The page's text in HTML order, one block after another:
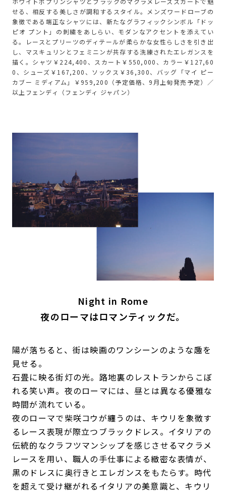
せる、相反する美しさが調和するスタイル。メンズワードローブの
象徴である端正なシャツには、新たなグラフィックシンボル「ドッ
ピオ プント」の刺繍をあしらい、モダンなアクセントを添えてい
る。レースとプリーツのディテールが柔らかな女性らしさを引き出
し、マスキュリンとフェミニンが共存する洗練されたエレガンスを
描く。シャツ￥224,400、スカート￥550,000、カラー￥127,60
0、シューズ￥167,200、ソックス￥36,300、バッグ「マイ ピー
カブー ミディアム」￥959,200（予定価格、9月上旬発売予定）／
以上フェンディ（フェンディ ジャパン）
Night in Rome
夜のローマはロマンティックだ。
陽が落ちると、街は映画のワンシーンのような趣を
見せる。
石畳に映る街灯の光。路地裏のレストランからこぼ
れる笑い声。夜のローマには、昼とは異なる優雅な
時間が流れている。
夜のローマで柴咲コウが纏うのは、キウリを象徴す
るレース表現が際立つブラックドレス。イタリアの
伝統的なクラフツマンシップを感じさせるマクラメ
レースを用い、職人の手仕事による緻密な表情が、
黒のドレスに奥行きとエレガンスをもたらす。時代
を超えて受け継がれるイタリアの美意識と、キウリ